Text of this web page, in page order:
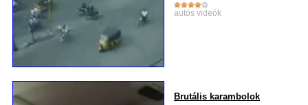
autós videók
Brutális karambolok